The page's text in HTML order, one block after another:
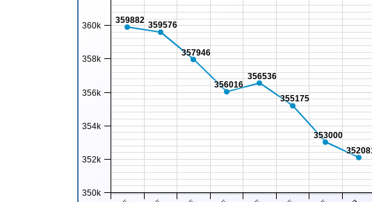
359882 359576
357946
356016
356536
355175
353000
350k
352k
354k
356k
358k
360k